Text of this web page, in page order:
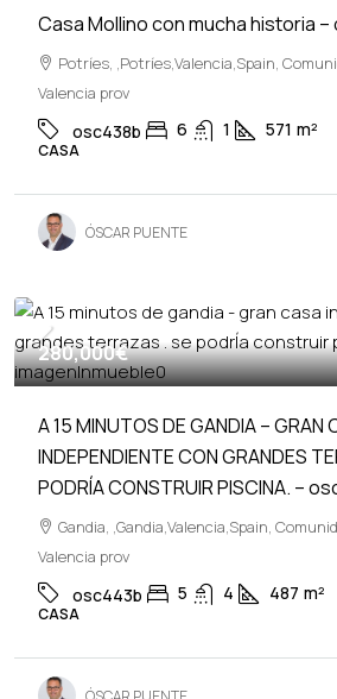
Casa Mollino con mucha historia
Potríes, ,Potríes,Valencia,Spain,
Valencia prov
osc438b 6 1 571 m²
CASA
ÓSCAR PUENTE
280,000€
A 15 MINUTOS DE GANDIA – GRAN
INDEPENDIENTE CON GRANDES
PODRÍA CONSTRUIR PISCINA. –
Gandia, ,Gandia,Valencia,Spain,
Valencia prov
osc443b 5 4 487 m²
CASA